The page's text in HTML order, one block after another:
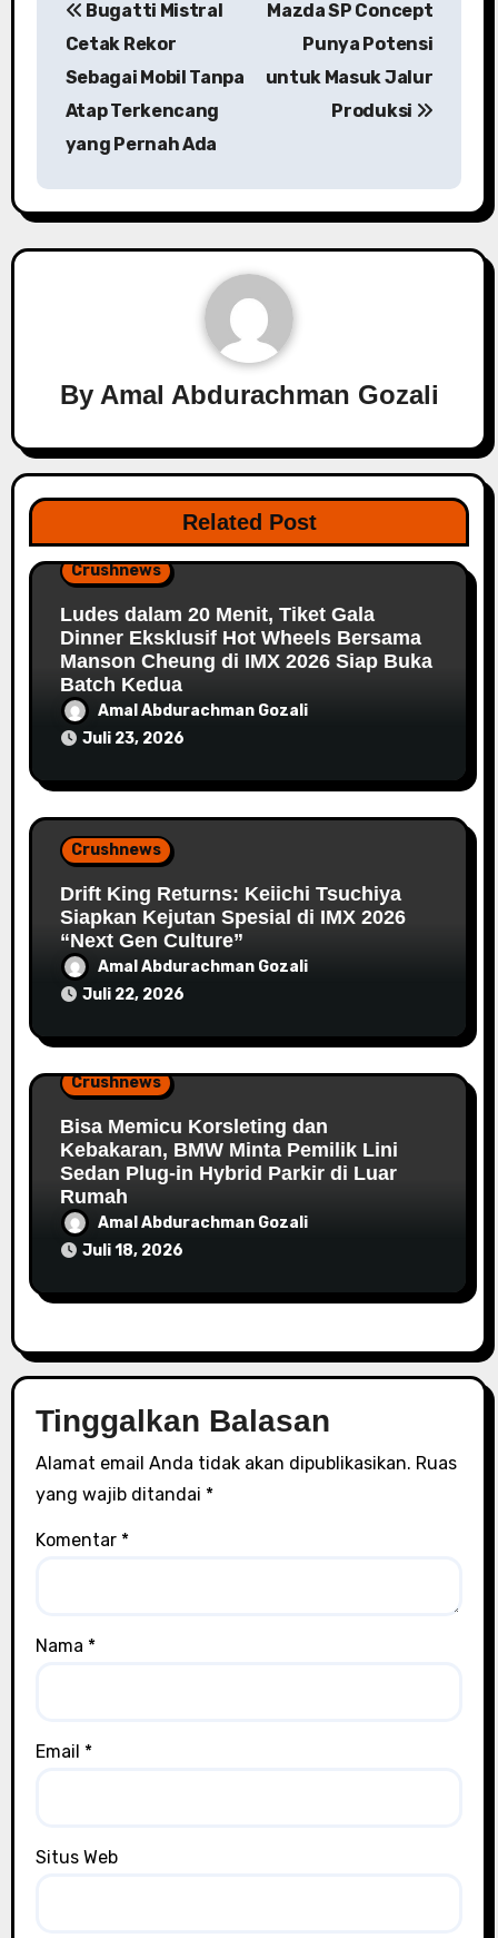
pos
Bugatti Mistral
Cetak Rekor
Sebagai Mobil Tanpa
Atap Terkencang
yang Pernah Ada
Mazda SP Concept
Punya Potensi
untuk Masuk Jalur
Produksi
By Amal Abdurachman Gozali
Related Post
Crushnews
Ludes dalam 20 Menit, Tiket Gala
Dinner Eksklusif Hot Wheels Bersama
Manson Cheung di IMX 2026 Siap Buka
Batch Kedua
Amal Abdurachman Gozali
Juli 23, 2026
Crushnews
Drift King Returns: Keiichi Tsuchiya
Siapkan Kejutan Spesial di IMX 2026
“Next Gen Culture”
Amal Abdurachman Gozali
Juli 22, 2026
Crushnews
Bisa Memicu Korsleting dan
Kebakaran, BMW Minta Pemilik Lini
Sedan Plug-in Hybrid Parkir di Luar
Rumah
Amal Abdurachman Gozali
Juli 18, 2026
Tinggalkan Balasan
Alamat email Anda tidak akan dipublikasikan. Ruas
yang wajib ditandai *
Komentar *
Nama *
Email *
Situs Web